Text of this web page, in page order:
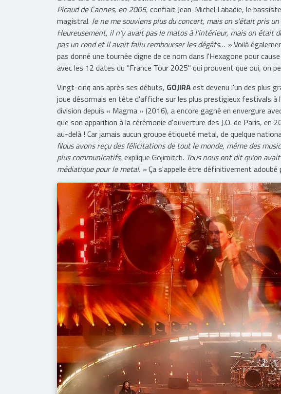
Picaud de Cannes, en 2005, confiait Jean-Michel Labadie, le
magistral. Je ne me souviens plus du concert, mais on s'était pris
Heureusement, il n'y avait pas le matos à l'intérieur, mais on était
pas un rond et il avait fallu rembourser les dégâts… »Voilà
pas donné une tournée digne de ce nom dans l'Hexagone pour
avec les 12 dates du "France Tour 2025" qui prouvent que oui, on
Vingt-cinq ans après ses débuts, GOJIRAest devenu l'un des plus
joue désormais en tête d'affiche sur les plus prestigieux festivals à
division depuis « Magma » (2016), a encore gagné en envergure
que son apparition à la cérémonie d'ouverture des J.O. de Paris, en
au-delà ! Car jamais aucun groupe étiqueté metal, de quelque
Nous avons reçu des félicitations de tout le monde, même des
plus communicatifs, explique Gojimitch. Tous nous ont dit qu'on
médiatique pour le metal. »Ça s'appelle être définitivement adoubé